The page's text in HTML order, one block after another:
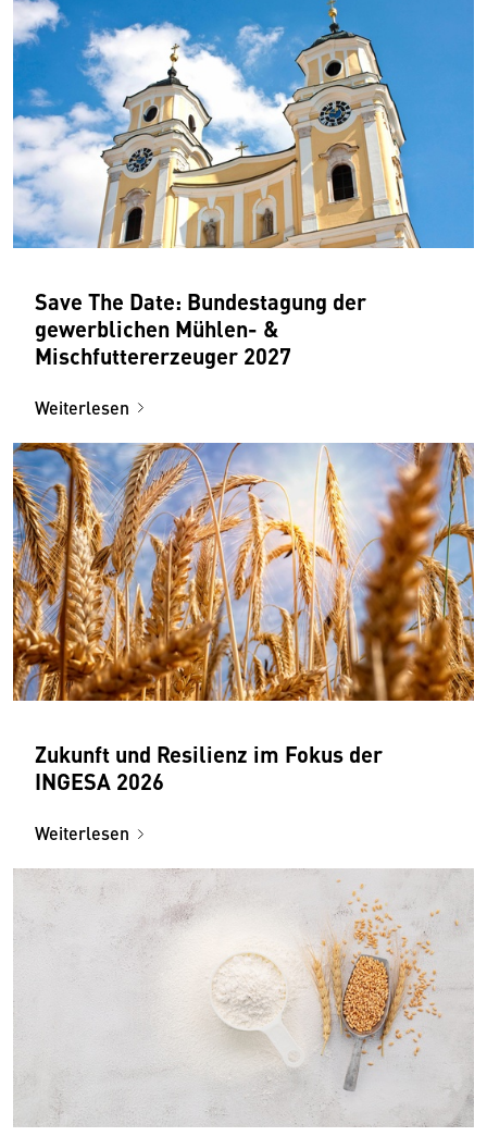
Save The Date: Bundestagung der
gewerblichen Mühlen- &
Mischfuttererzeuger 2027
Weiterlesen
Zukunft und Resilienz im Fokus der
INGESA 2026
Weiterlesen